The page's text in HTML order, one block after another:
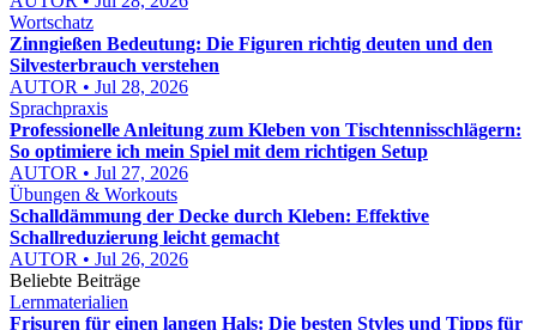
Wortschatz
Zinngießen Bedeutung: Die Figuren richtig deuten und den
Silvesterbrauch verstehen
AUTOR • Jul 28, 2026
Sprachpraxis
Professionelle Anleitung zum Kleben von Tischtennisschlägern:
So optimiere ich mein Spiel mit dem richtigen Setup
AUTOR • Jul 27, 2026
Übungen & Workouts
Schalldämmung der Decke durch Kleben: Effektive
Schallreduzierung leicht gemacht
AUTOR • Jul 26, 2026
Beliebte Beiträge
Lernmaterialien
Frisuren für einen langen Hals: Die besten Styles und Tipps für